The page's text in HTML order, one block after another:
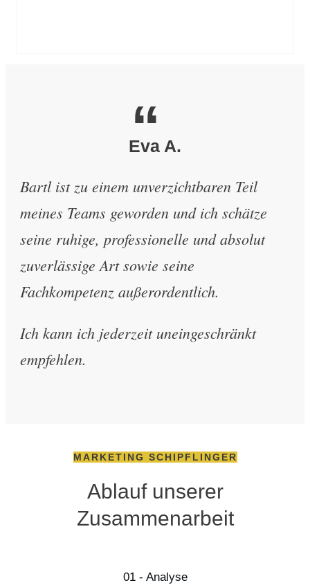
“
Eva A.
Bartl ist zu einem unverzichtbaren Teil
meines Teams geworden und ich schätze
seine ruhige, professionelle und absolut
zuverlässige Art sowie seine
Fachkompetenz außerordentlich.
Ich kann ich jederzeit uneingeschränkt
empfehlen.
MARKETING SCHIPFLINGER
Ablauf unserer
Zusammenarbeit
01 - Analyse